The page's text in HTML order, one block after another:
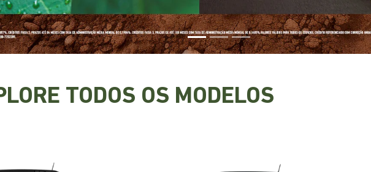
TODOS OS MODELOS